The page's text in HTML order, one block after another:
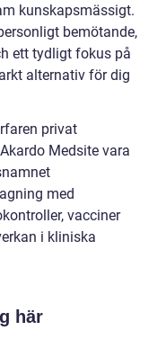
kunskapsmässigt.
bemötande,
ett tydligt fokus på
alternativ för dig
privat
Medsite vara
med
vacciner
i kliniska
här